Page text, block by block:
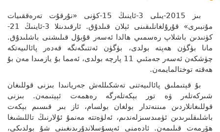
بىز 2015-يىلى 3-ئاينىڭ 15-كۈنى «نۇرقۇت تەرەققىيات
مۇنبىرى» قۇرۇلغانلىقىنى ئېلان قىلدۇق. ئارقىدىنلا 3-ئاينىڭ 21-
كۈنىدىن باشلاپ رەسمىي ھالدا ئەسەر قۇبۇل قىلىشنى باشلىدۇق.
مانا بۈگۈن ھەپتە بولدى، بۈگۈن ئەتتىگەنگە قەدەر پائالىيەتكە
چۈشكەن ئەسەر جەمئىي 11 پارچە بولدى، ئەمما بۇ يازمىدا مەن بۇ
ھەقتە توختالمايمەن.
بۇ قېتىملىق پائالىيەتنى تەشكىللەش جەريانىدا بىزنى قوللىغان
شىركەتلەر ۋە تور بېكەتلەرگە رەھمەت ئېيتىمەن. بىزنى
قوللىغانلاردىن مىننەتدار بولغان بولسام، ئاز بىر قىسىم بېكەت
باشلىقلىرىدىن ئۈمىدسىزلەندىم، ئەلۋەتتە مەنمۇ ئۇلارنىڭ تاللىشىغا
ھۆرمەت قىلىمەن. ئادەمنى ئەپسۇسلاندۇرىدىغىنى شۇ بولدىكى،